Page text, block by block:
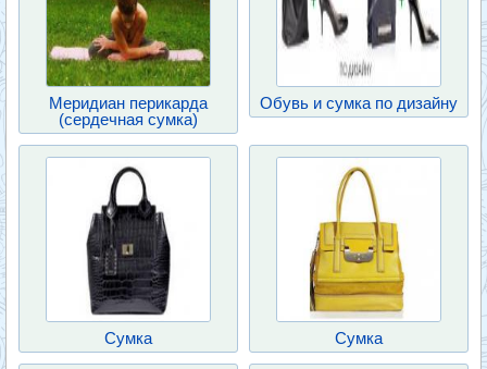
Меридиан перикарда
(сердечная сумка)
Обувь и сумка по дизайну
Сумка Сумка